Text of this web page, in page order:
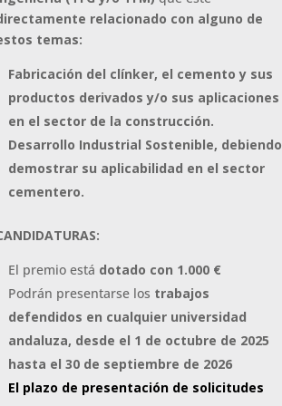
relacionado con alguno de
temas:
Fabricación del clínker, el cemento y sus
productos derivados y/o sus aplicaciones
en el sector de la construcción.
Desarrollo Industrial Sostenible, debiendo
demostrar su aplicabilidad en el sector
cementero.
El premio está dotado con 1.000 €
Podrán presentarse los trabajos
defendidos en cualquier universidad
andaluza, desde el 1 de octubre de 2025
hasta el 30 de septiembre de 2026
El plazo de presentación de solicitudes